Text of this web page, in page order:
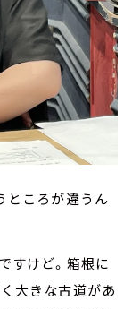
ところが違うん
すけど。箱根に
大きな古道があ